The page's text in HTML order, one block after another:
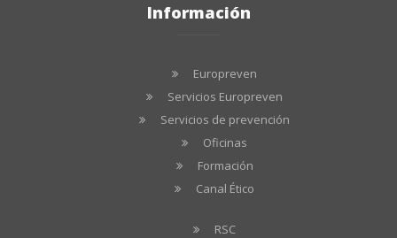
Información
Europreven
Servicios Europreven
Servicios de prevención
Oficinas
Formación
Canal Ético
RSC